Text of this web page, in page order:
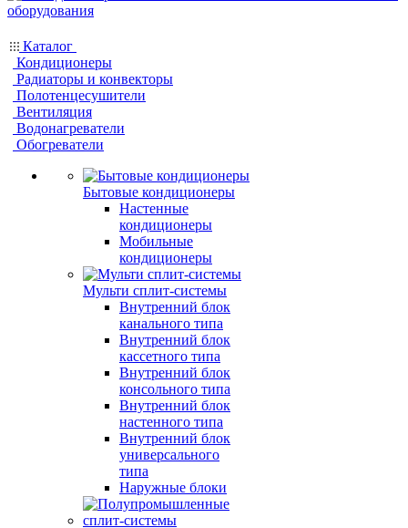
Каталог
Кондиционеры
Радиаторы и конвекторы
Полотенцесушители
Вентиляция
Водонагреватели
Обогреватели
Бытовые кондиционеры
Настенные
кондиционеры
Мобильные
кондиционеры
Мульти сплит-системы
Внутренний блок
канального типа
Внутренний блок
кассетного типа
Внутренний блок
консольного типа
Внутренний блок
настенного типа
Внутренний блок
универсального
типа
Наружные блоки